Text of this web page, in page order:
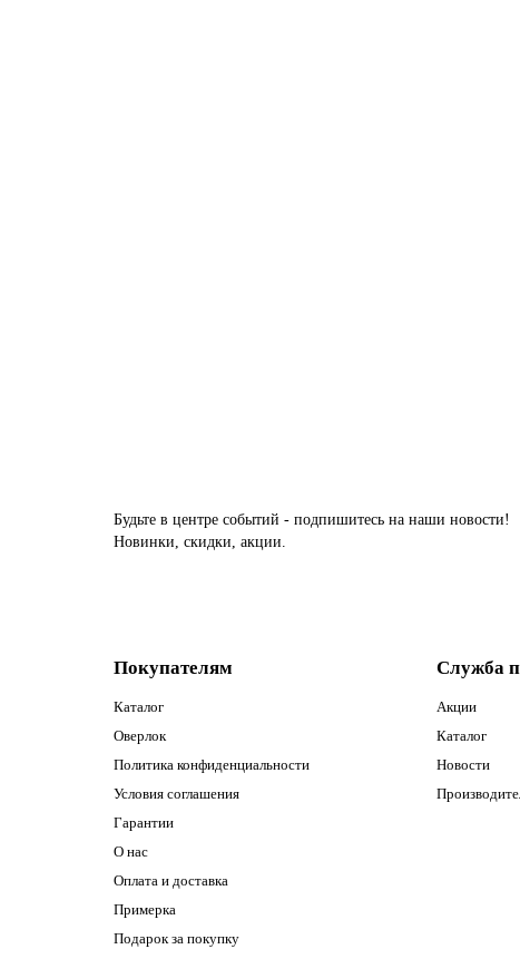
Будьте в центре событий - подпишитесь на наши новости!
Новинки, скидки, акции.
Покупателям
Каталог
Оверлок
Политика конфиденциальности
Условия соглашения
Гарантии
О нас
Оплата и доставка
Примерка
Подарок за покупку
Служба
Акции
Каталог
Новости